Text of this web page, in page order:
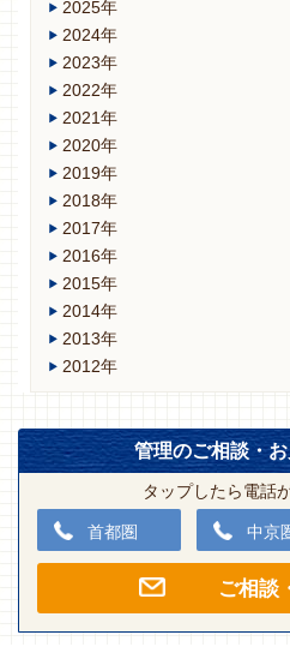
2025年
2024年
2023年
2022年
2021年
2020年
2019年
2018年
2017年
2016年
2015年
2014年
2013年
2012年
管理のご相談・
タップしたら電話
首都圏 中京
ご相談